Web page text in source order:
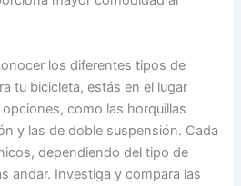
los diferentes tipos de
tu bicicleta, estás en el lugar
como las horquillas
y las de doble suspensión. Cada
dependiendo del tipo de
andar. Investiga y compara las